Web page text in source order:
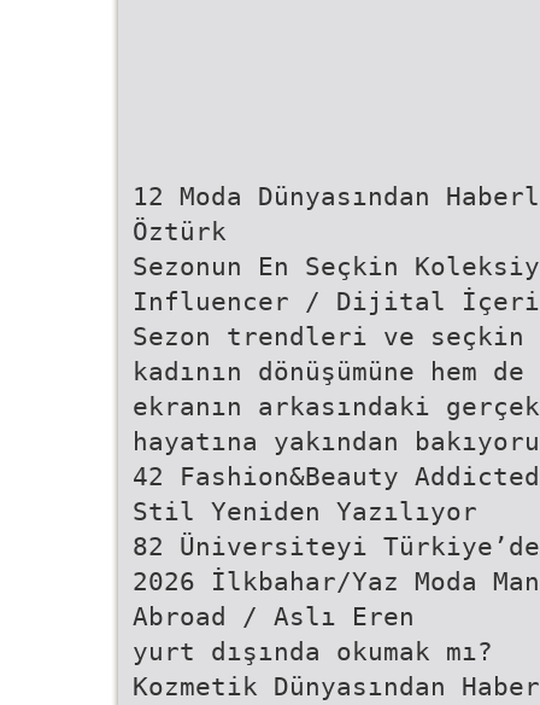
12 Moda Dünyasından
Öztürk
Sezonun En Seçkin
Influencer / Dijital
Sezon trendleri ve seçkin
kadının dönüşümüne hem de
ekranın arkasındaki
hayatına yakından
42 Fashion&Beauty
Stil Yeniden Yazılıyor
82 Üniversiteyi Türkiye’de
2026 İlkbahar/Yaz Moda
Abroad / Aslı Eren
yurt dışında okumak mı?
Kozmetik Dünyasından